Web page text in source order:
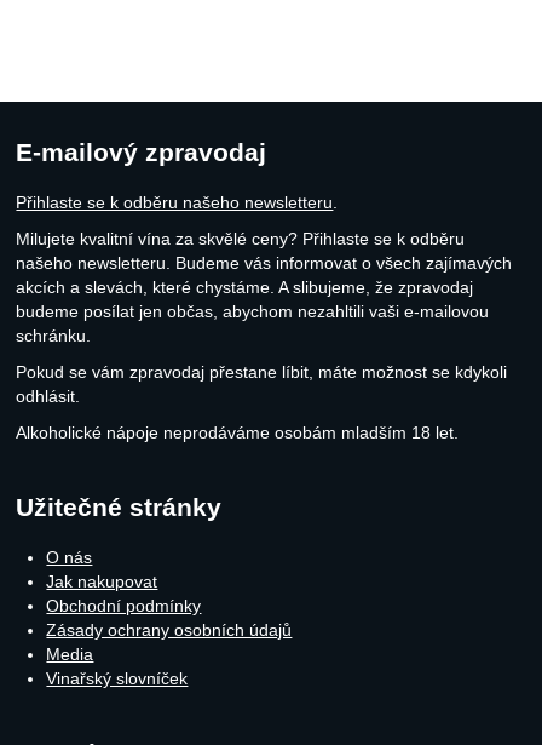
E-mailový zpravodaj
Přihlaste se k odběru našeho newsletteru
Milujete kvalitní vína za skvělé ceny? Přihlaste se k odběru
našeho newsletteru. Budeme vás informovat o všech zajímavých
akcích a slevách, které chystáme. A slibujeme, že zpravodaj
budeme posílat jen občas, abychom nezahltili vaši e-mailovou
schránku.
Pokud se vám zpravodaj přestane líbit, máte možnost se kdykoli
odhlásit.
Alkoholické nápoje neprodáváme osobám mladším 18 let.
Užitečné stránky
O nás
Jak nakupovat
Obchodní podmínky
Zásady ochrany osobních údajů
Media
Vinařský slovníček